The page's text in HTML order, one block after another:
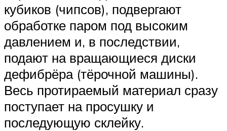
кубиков (чипсов), подвергают
обработке паром под высоким
давлением и, в последствии,
подают на вращающиеся диски
дефибрёра (тёрочной машины).
Весь протираемый материал сразу
поступает на просушку и
последующую склейку.